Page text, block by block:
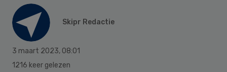
Skipr Redactie
3 maart 2023, 08:01
1216 keer gelezen